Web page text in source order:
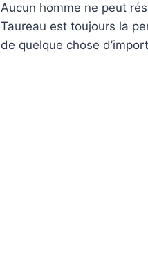
Aucun homme ne peut
Taureau est toujours la
de quelque chose